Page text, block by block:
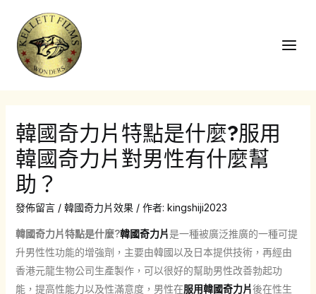
韓國奇力片特點是什麼?服用
韓國奇力片對男性有什麼幫
助？
發佈留言 / 韓國奇力片效果/ 作者: kingshiji2023
韓國奇力片特點是什麼?韓國奇力片是一種被廣泛推廣的一種可提
升男性性功能的增強劑，主要由韓國以及日本提供技術，再經由
香港元龍生物公司生產製作，可以很好的幫助男性改善勃起功
能，提高性能力以及性滿意度，男性在服用韓國奇力片後在性生